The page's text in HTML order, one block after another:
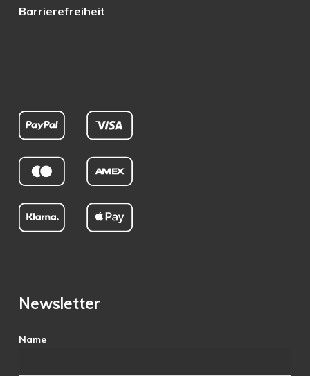
Barrierefreiheit
Newsletter
Name